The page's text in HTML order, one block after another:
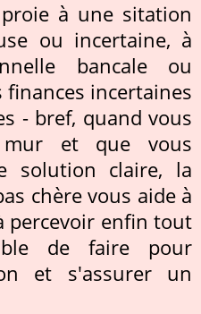
à une sitation
ou incertaine, à
bancale ou
finances incertaines
- bref, quand vous
et que vous
solution claire, la
chère vous aide à
percevoir enfin tout
de faire pour
et s'assurer un